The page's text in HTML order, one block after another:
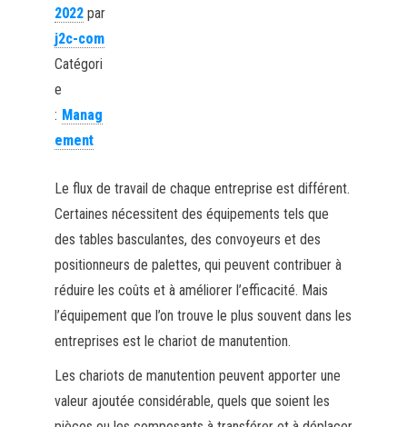
2022par
j2c-com
Catégori
e
: Manag
ement
Le flux de travail de chaque entreprise est différent.
Certaines nécessitent des équipements tels que
des tables basculantes, des convoyeurs et des
positionneurs de palettes, qui peuvent contribuer à
réduire les coûts et à améliorer l’efficacité. Mais
l’équipement que l’on trouve le plus souvent dans les
entreprises est le chariot de manutention.
Les chariots de manutention peuvent apporter une
valeur ajoutée considérable, quels que soient les